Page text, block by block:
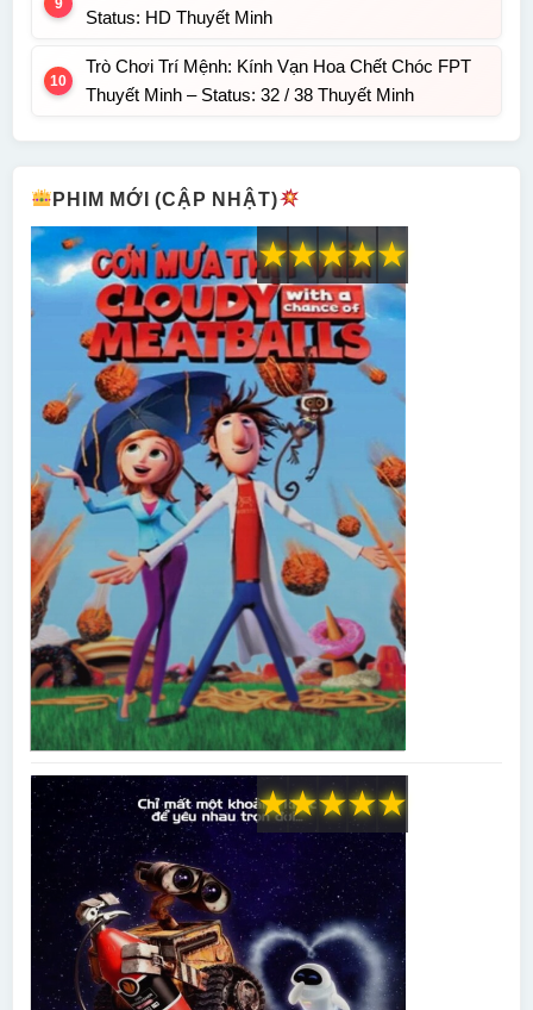
Status: HD Thuyết Minh
Trò Chơi Trí Mệnh: Kính Vạn Hoa Chết Chóc FPT
Thuyết Minh – Status: 32 / 38 Thuyết Minh
PHIM MỚI (CẬP NHẬT)
★
★
★
★
★
★
★
★
★
★